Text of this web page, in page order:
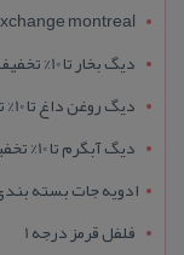
montreal
دیگ بخار تا 10% تخفیف
دیگ روغن داغ تا 10% تخفیف
دیگ آبگرم تا 10% تخفیف
ادویه جات بسته
فلفل قرمز درجه 1